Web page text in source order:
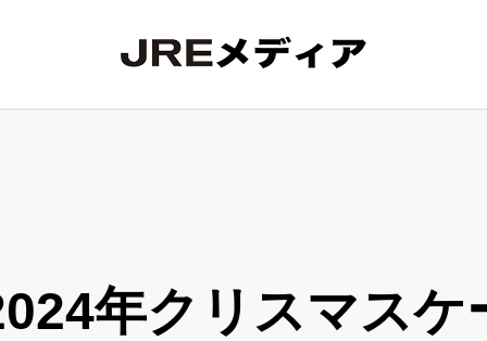
年クリスマスケ